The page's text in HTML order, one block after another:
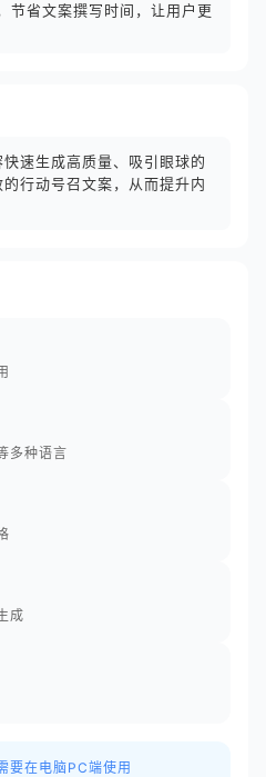
节省文案撰写时间，让用户更
速生成高质量、吸引眼球的
行动号召文案，从而提升内
多种语言
成
要在电脑PC端使用